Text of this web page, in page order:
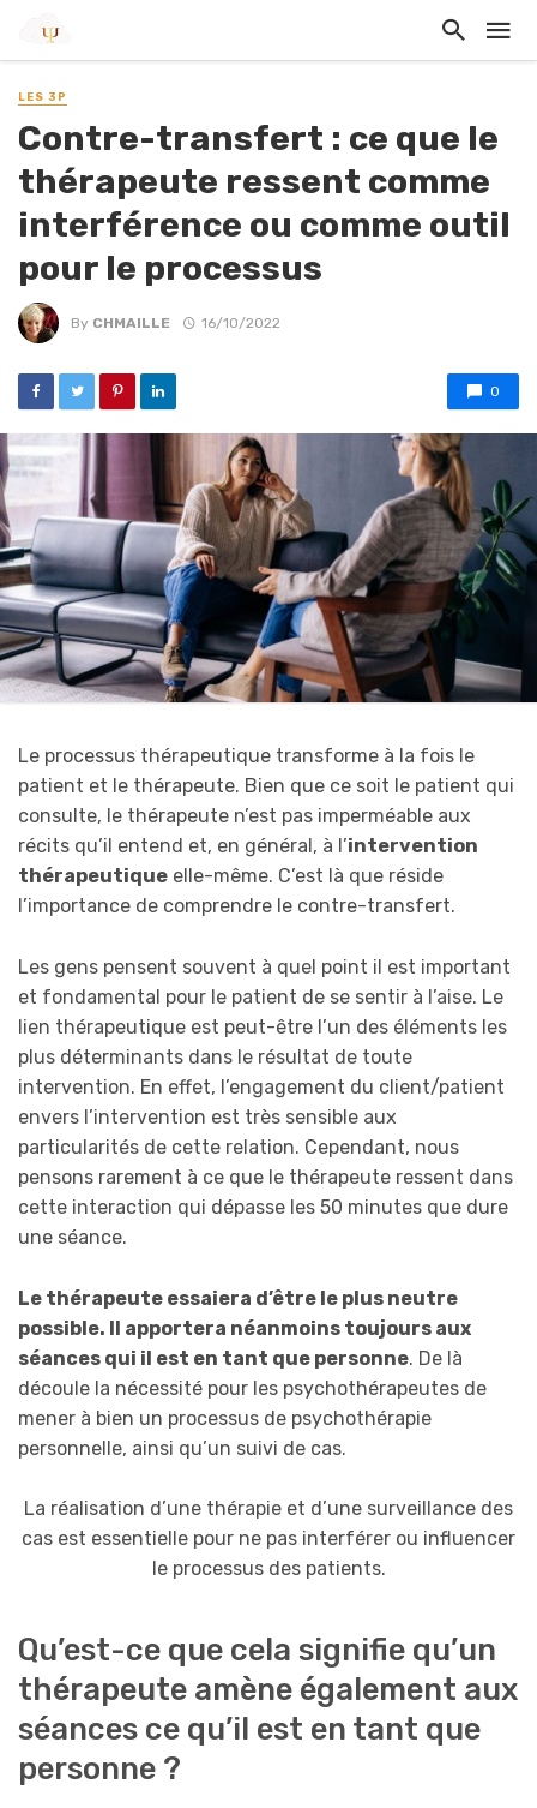
LES 3P
Contre-transfert : ce que le
thérapeute ressent comme
interférence ou comme outil
pour le processus
By CHMAILLE 16/10/2022
0
Le processus thérapeutique transforme à la fois le
patient et le thérapeute. Bien que ce soit le patient qui
consulte, le thérapeute n’est pas imperméable aux
récits qu’il entend et, en général, à l’intervention
thérapeutique elle-même. C’est là que réside
l’importance de comprendre le contre-transfert.
Les gens pensent souvent à quel point il est important
et fondamental pour le patient de se sentir à l’aise. Le
lien thérapeutique est peut-être l’un des éléments les
plus déterminants dans le résultat de toute
intervention. En effet, l’engagement du client/patient
envers l’intervention est très sensible aux
particularités de cette relation. Cependant, nous
pensons rarement à ce que le thérapeute ressent dans
cette interaction qui dépasse les 50 minutes que dure
une séance.
Le thérapeute essaiera d’être le plus neutre
possible. Il apportera néanmoins toujours aux
séances qui il est en tant que personne. De là
découle la nécessité pour les psychothérapeutes de
mener à bien un processus de psychothérapie
personnelle, ainsi qu’un suivi de cas.
La réalisation d’une thérapie et d’une surveillance des
cas est essentielle pour ne pas interférer ou influencer
le processus des patients.
Qu’est-ce que cela signifie qu’un
thérapeute amène également aux
séances ce qu’il est en tant que
personne ?